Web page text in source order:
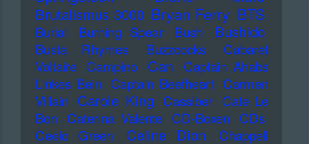
Brutalismus 3000 Bryan Ferry BTS
Burial Burning Spear Bush Bushido
Busta Rhymes Buzzcocks
Cabaret
Voltaire Campino Can
Captain Ahabs
Linkes Bein Captain Beefheart Carmen
Villain Carole King Cassiber Cate Le
Bon
Caterina Valente CD-Boxen
CDs
Ceelo Green
Celine Dion
Chappell